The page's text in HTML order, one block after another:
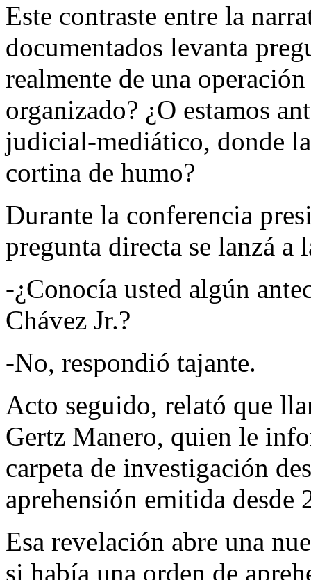
Este contraste entre la
documentados levanta
realmente de una
organizado? ¿O estamos
judicial-mediático, donde
cortina de humo?
Durante la conferencia
pregunta directa se lanzá a
-¿Conocía usted algún
Chávez Jr.?
-No, respondió tajante.
Acto seguido, relató que
Gertz Manero, quien le
carpeta de investigación
aprehensión emitida desde
Esa revelación abre una
si había una orden de